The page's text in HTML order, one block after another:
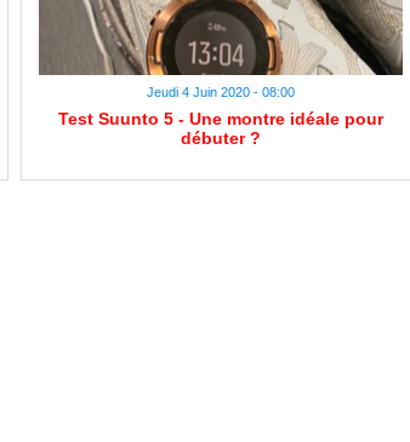
Jeudi 4 Juin 2020 - 08:00
Test Suunto 5 - Une montre idéale pour
débuter ?